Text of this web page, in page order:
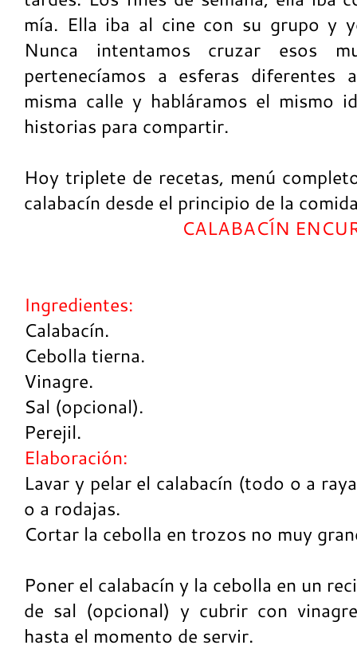
mía. Ella iba al cine con su grupo y
Nunca intentamos cruzar esos
pertenecíamos a esferas diferentes
misma calle y habláramos el mismo
historias para compartir.
Hoy triplete de recetas, menú
calabacín desde el principio de la
CALABACÍN
Ingredientes:
Calabacín.
Cebolla tierna.
Vinagre.
Sal (opcional).
Perejil.
Elaboración:
Lavar y pelar el calabacín (todo o a
o a rodajas.
Cortar la cebolla en trozos no muy
Poner el calabacín y la cebolla en un
de sal (opcional) y cubrir con
hasta el momento de servir.